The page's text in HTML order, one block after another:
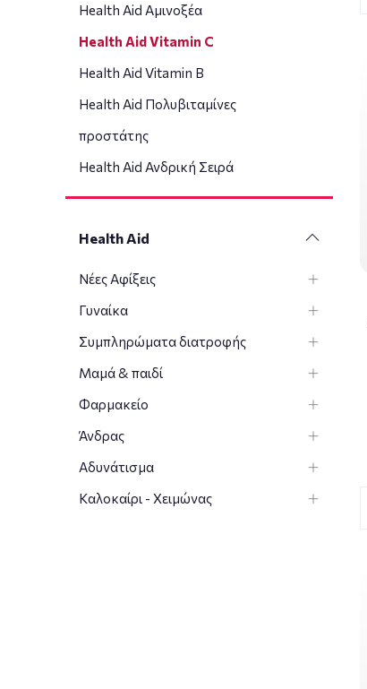
Health Aid Αμινοξέα
Health Aid Vitamin C
Health Aid Vitamin B
Health Aid Πολυβιταμίνες
προστάτης
Health Aid Ανδρική Σειρά
Health Aid
Νέες Αφίξεις
Γυναίκα
Συμπληρώματα διατροφής
Μαμά & παιδί
Φαρμακείο
Άνδρας
Αδυνάτισμα
Καλοκαίρι - Χειμώνας